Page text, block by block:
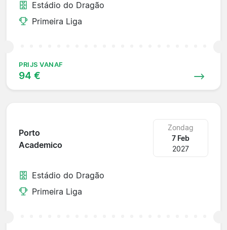
Estádio do Dragão
Primeira Liga
PRIJS VANAF
94 €
Porto
Academico
Zondag
7 Feb
2027
Estádio do Dragão
Primeira Liga